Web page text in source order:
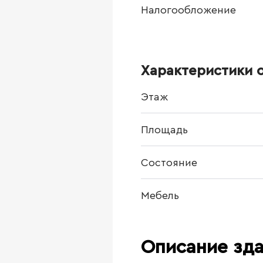
Налогообложение
Характеристики
Этаж
Площадь
Состояние
Мебель
Описание